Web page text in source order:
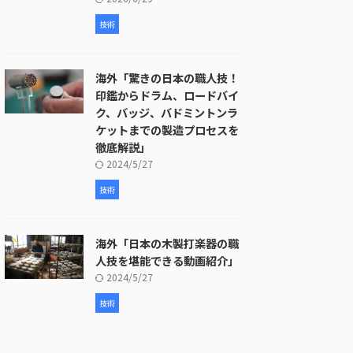
技術
海外「驚きの日本の職人技！
印鑑からドラム、ロードバイ
ク、バッジ、バドミントンラ
ケットまでの製造プロセスを
徹底解説」
2024/5/27
技術
海外「日本の木製打楽器の職
人技を堪能できる動画紹介」
2024/5/27
技術